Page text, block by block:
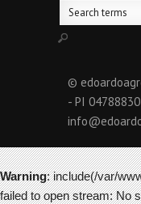
©
- PI
Warning: include(/var/
failed to open stream: No